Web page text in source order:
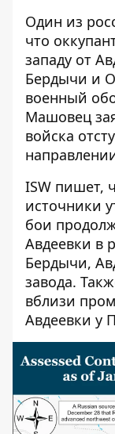
Один из
что
западу от
Бердычи и
военный
Машовец
войска
ISW пишет,
источники
бои
Авдеевки в
Бердычи,
завода.
вблизи
Авдеевки у